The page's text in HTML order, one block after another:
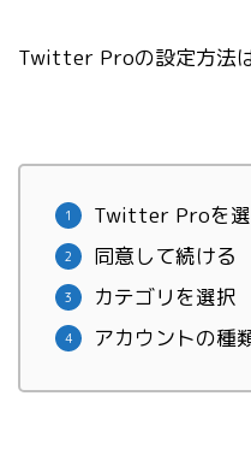
Twitter Proの設定方法
Twitter Proを
同意して続ける
カテゴリを選択
アカウントの種